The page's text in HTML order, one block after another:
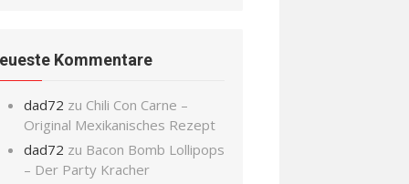
Kommentare
dad72 zu Chili Con Carne –
Original Mexikanisches Rezept
dad72 zu Bacon Bomb Lollipops
– Der Party Kracher